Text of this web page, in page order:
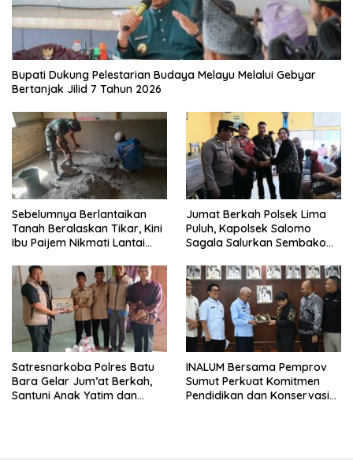
Bupati Dukung Pelestarian Budaya Melayu Melalui Gebyar
Bertanjak Jilid 7 Tahun 2026
Sebelumnya Berlantaikan
Tanah Beralaskan Tikar, Kini
Ibu Paijem Nikmati Lantai
Satgas TMMD Ke-129 Kodim
0208/Asahan
Jumat Berkah Polsek Lima
Puluh, Kapolsek Salomo
Sagala Salurkan Sembako
Gambus
Satresnarkoba Polres Batu
Bara Gelar Jum’at Berkah,
Santuni Anak Yatim dan
INALUM Bersama Pemprov
Sumut Perkuat Komitmen
Pendidikan dan Konservasi